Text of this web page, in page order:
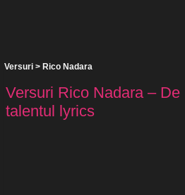
Versuri > Rico Nadara
Versuri Rico Nadara –
talentul lyrics